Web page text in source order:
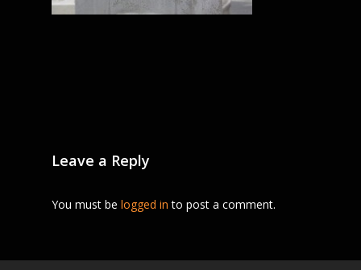
Leave a Reply
You must be logged in to post a comment.